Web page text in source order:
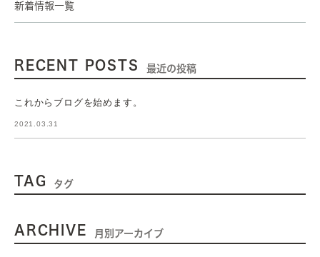
新着情報一覧
RECENT POSTS 最近の投稿
これからブログを始めます。
2021.03.31
TAG タグ
ARCHIVE 月別アーカイブ